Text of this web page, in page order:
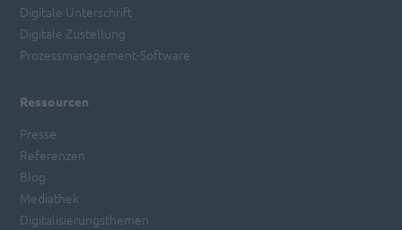
Digitale Unterschrift
Digitale Zustellung
Prozessmanagement-Software
Ressourcen
Presse
Referenzen
Blog
Mediathek
Digitalisierungsthemen